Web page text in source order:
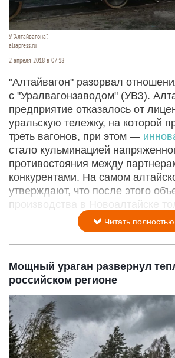
У "Алтайвагона".
altapress.ru
2 апреля 2018 в 07:18
"Алтайвагон" разорвал
с "Уралвагонзаводом" (УВЗ).
предприятие отказалось от
уральскую тележку, на которой
треть вагонов, при этом —
стало кульминацией
противостояния между
конкурентами. На самом
утверждают, что после этого
производства в Новоалтайске
Читать полностью
Мощный ураган развернул
российском регионе